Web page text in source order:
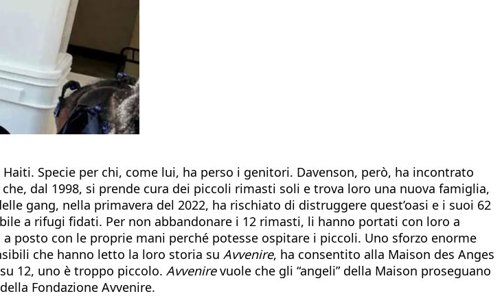
Specie per chi, come lui, ha perso i genitori. Davenson, però, ha incontrato
dal 1998, si prende cura dei piccoli rimasti soli e trova loro una nuova famiglia,
gang, nella primavera del 2022, ha rischiato di distruggere quest’oasi e i suoi 62
a rifugi fidati. Per non abbandonare i 12 rimasti, li hanno portati con loro a
posto con le proprie mani perché potesse ospitare i piccoli. Uno sforzo enorme
che hanno letto la loro storia su Avvenire, ha consentito alla Maison des Anges
12, uno è troppo piccolo. Avvenirevuole che gli “angeli” della Maison proseguano
Fondazione Avvenire.